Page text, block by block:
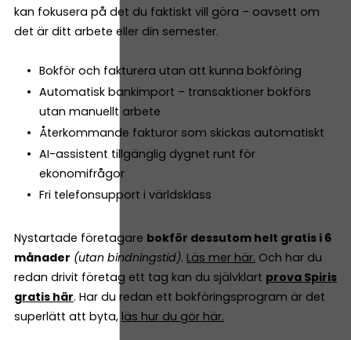
kan fokusera på det du faktiskt vill göra – oavsett om
det är ditt arbete eller din semester.
Bokför och fakturera utan att kunna bokföring
Automatisk bankimport – transaktioner bokförs
utan manuellt arbete
Återkommande fakturor som skickas automatiskt
AI-assistent tillgänglig dygnet runt för
ekonomifrågor
Fri telefonsupport i världsklass
Nystartade företagare bokför dessutom helt gratis i 6
månader (utan bindningstid). Läs mer här. Och har du
redan drivit företag ett tag kan du självklart prova Spiris
gratis här. Har du redan ett bokföringsprogram är det
superlätt att byta, läs hur du gör här.